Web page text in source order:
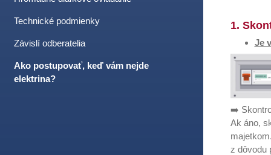
Technické podmienky
Závislí odberatelia
Ako postupovať, keď vám nejde
elektrina?
1.
Je
➡️
Ak áno,
z dôvodu